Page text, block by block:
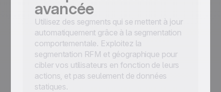
avancée
Utilisez des segments qui se mettent à jour
automatiquement grâce à la segmentation
comportementale. Exploitez la
segmentation RFM et géographique pour
cibler vos utilisateurs en fonction de leurs
actions, et pas seulement de données
statiques.